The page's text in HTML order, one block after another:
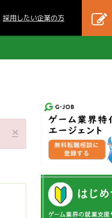
採用したい企業の方
×